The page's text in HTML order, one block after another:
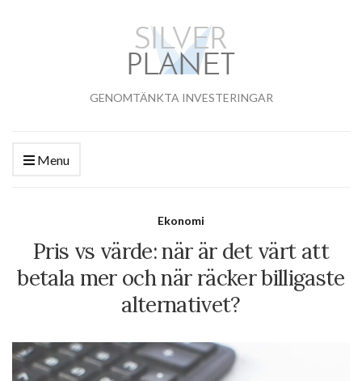
GENOMTÄNKTA INVESTERINGAR
Menu
Ekonomi
Pris vs värde: när är det värt att
betala mer och när räcker billigaste
alternativet?